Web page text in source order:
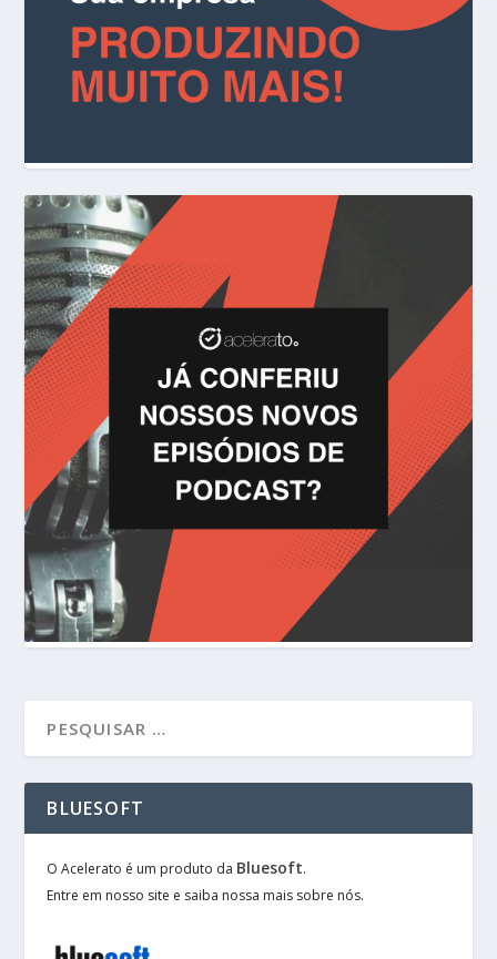
BLUESOFT
O Acelerato é um produto da Bluesoft.
Entre em nosso site e saiba nossa mais sobre nós.